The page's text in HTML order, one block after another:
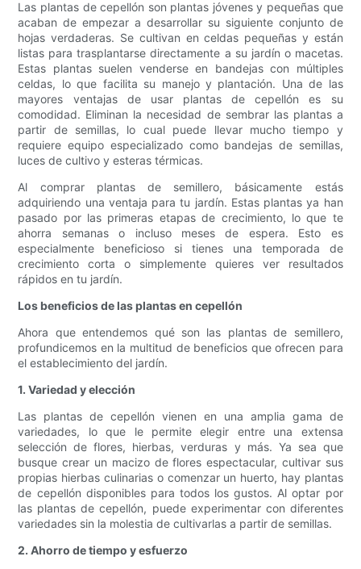
Las plantas de cepellón son plantas jóvenes y pequeñas que
acaban de empezar a desarrollar su siguiente conjunto de
hojas verdaderas. Se cultivan en celdas pequeñas y están
listas para trasplantarse directamente a su jardín o macetas.
Estas plantas suelen venderse en bandejas con múltiples
celdas, lo que facilita su manejo y plantación. Una de las
mayores ventajas de usar plantas de cepellón es su
comodidad. Eliminan la necesidad de sembrar las plantas a
partir de semillas, lo cual puede llevar mucho tiempo y
requiere equipo especializado como bandejas de semillas,
luces de cultivo y esteras térmicas.
Al comprar plantas de semillero, básicamente estás
adquiriendo una ventaja para tu jardín. Estas plantas ya han
pasado por las primeras etapas de crecimiento, lo que te
ahorra semanas o incluso meses de espera. Esto es
especialmente beneficioso si tienes una temporada de
crecimiento corta o simplemente quieres ver resultados
rápidos en tu jardín.
Los beneficios de las plantas en cepellón
Ahora que entendemos qué son las plantas de semillero,
profundicemos en la multitud de beneficios que ofrecen para
el establecimiento del jardín.
1. Variedad y elección
Las plantas de cepellón vienen en una amplia gama de
variedades, lo que le permite elegir entre una extensa
selección de flores, hierbas, verduras y más. Ya sea que
busque crear un macizo de flores espectacular, cultivar sus
propias hierbas culinarias o comenzar un huerto, hay plantas
de cepellón disponibles para todos los gustos. Al optar por
las plantas de cepellón, puede experimentar con diferentes
variedades sin la molestia de cultivarlas a partir de semillas.
2. Ahorro de tiempo y esfuerzo